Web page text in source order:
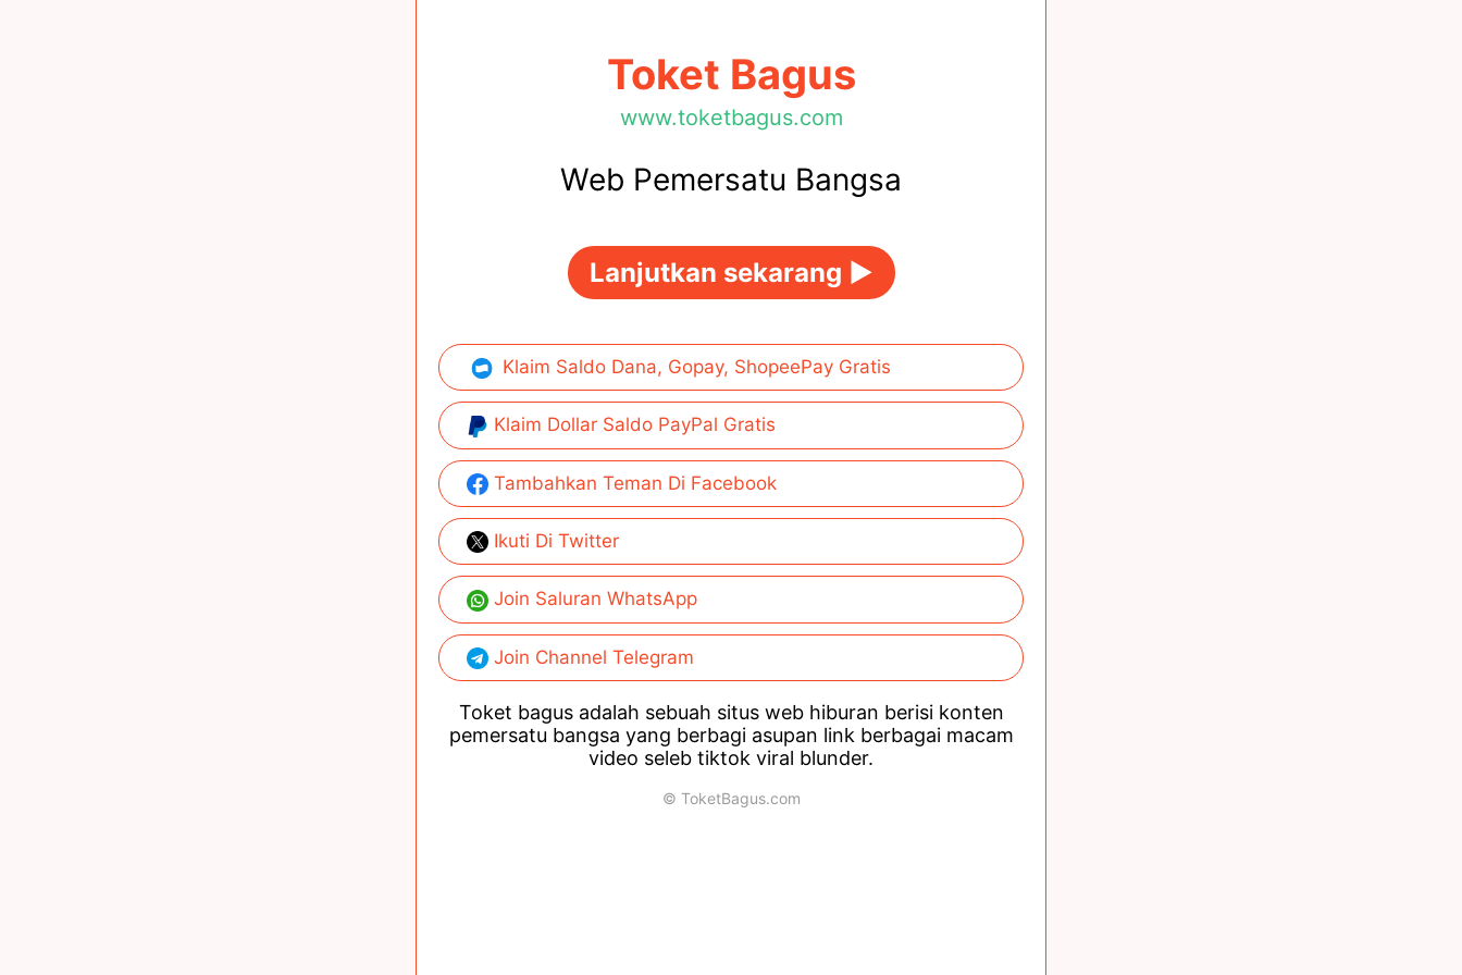
Toket Bagus
www.toketbagus.com
Web Pemersatu Bangsa
Lanjutkan sekarang ►
Klaim Saldo Dana, Gopay, ShopeePay Gratis
Klaim Dollar Saldo PayPal Gratis
Tambahkan Teman Di Facebook
Ikuti Di Twitter
Join Saluran WhatsApp
Join Channel Telegram
Toket bagus adalah sebuah situs web hiburan berisi konten
pemersatu bangsa yang berbagi asupan link berbagai macam
video seleb tiktok viral blunder.
© ToketBagus.com